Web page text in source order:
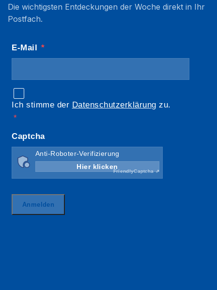
Die wichtigsten Entdeckungen der Woche direkt in Ihr
Postfach.